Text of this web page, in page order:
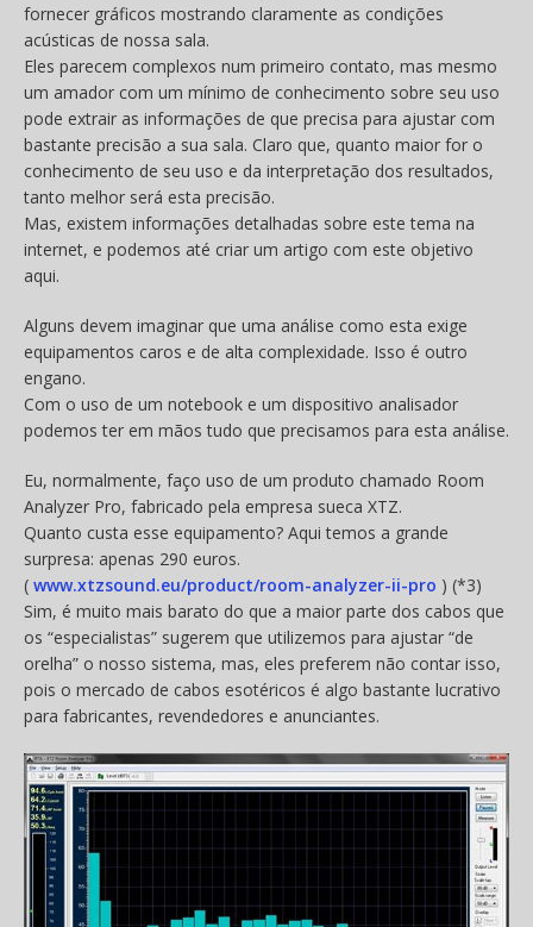
fornecer gráficos mostrando claramente as condições
acústicas de nossa sala.
Eles parecem complexos num primeiro contato, mas mesmo
um amador com um mínimo de conhecimento sobre seu uso
pode extrair as informações de que precisa para ajustar com
bastante precisão a sua sala. Claro que, quanto maior for o
conhecimento de seu uso e da interpretação dos resultados,
tanto melhor será esta precisão.
Mas, existem informações detalhadas sobre este tema na
internet, e podemos até criar um artigo com este objetivo
aqui.
Alguns devem imaginar que uma análise como esta exige
equipamentos caros e de alta complexidade. Isso é outro
engano.
Com o uso de um notebook e um dispositivo analisador
podemos ter em mãos tudo que precisamos para esta análise.
Eu, normalmente, faço uso de um produto chamado Room
Analyzer Pro, fabricado pela empresa sueca XTZ.
Quanto custa esse equipamento? Aqui temos a grande
surpresa: apenas 290 euros.
( www.xtzsound.eu/product/room-analyzer-ii-pro ) (*3)
Sim, é muito mais barato do que a maior parte dos cabos que
os “especialistas” sugerem que utilizemos para ajustar “de
orelha” o nosso sistema, mas, eles preferem não contar isso,
pois o mercado de cabos esotéricos é algo bastante lucrativo
para fabricantes, revendedores e anunciantes.